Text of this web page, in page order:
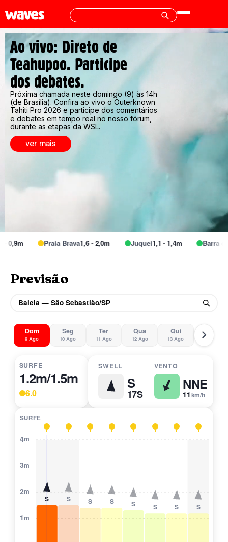
Ao vivo: Direto de
Teahupoo. Participe
dos debates.
Próxima chamada neste domingo (9) às 14h
(de Brasília). Confira ao vivo o Outerknown
Tahiti Pro 2026 e participe dos comentários
e debates em tempo real no nosso fórum,
durante as etapas da WSL.
ver mais
Praia Brava1,6 - 2,0m Juquei1,1 - 1,4m Barra do
Previsão
Baleia — São Sebastião/SP
Dom
9 Ago
Seg
10 Ago
Ter
11 Ago
Qua
12 Ago
Qui
13 Ago
SURFE
1.2m/1.5m
6.0
SWELL
S
17S
VENTO
NNE
11km/h
SURFE